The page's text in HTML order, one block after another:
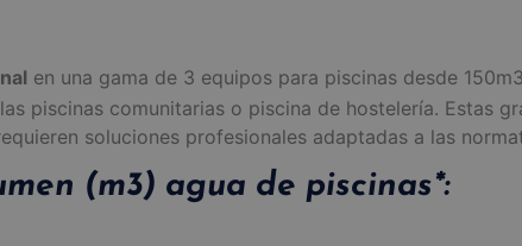
en una gama de 3 equipos para piscinas desde
piscinas comunitarias o piscina de hostelería. Estas
soluciones profesionales adaptadas a las
(m3) agua de piscinas*: